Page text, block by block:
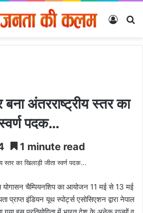
Log In
अंतरराष्ट्रीय स्तर का
पदक…
1 minute read
योगासन चैम्पियनशिप का आयोजन 11 मई से 13 मई
प्राप्त इंडियन यूथ स्पोर्ट्स एसोसिएशन द्वारा नेपाल